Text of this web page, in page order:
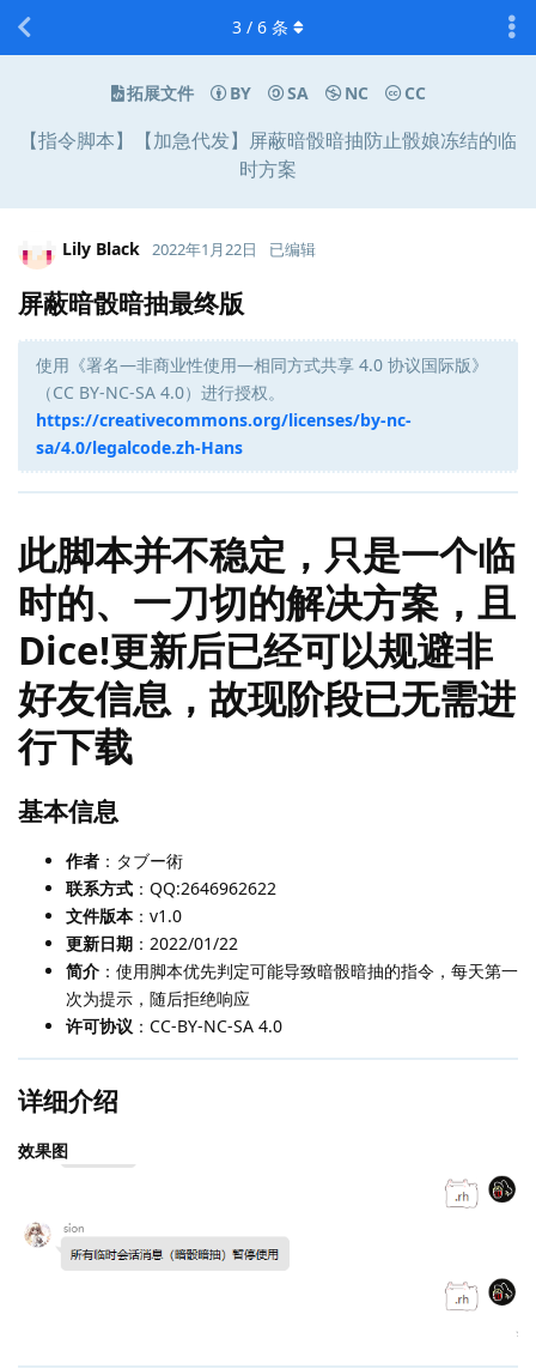
拓展文件 BY SA NC CC
【指令脚本】【加急代发】屏蔽暗骰暗抽防止骰娘冻结的临
时方案
3 / 6 条
Lily Black 2022年1月22日 已编辑
屏蔽暗骰暗抽最终版
使用《署名—非商业性使用—相同方式共享 4.0 协议国际版》
（CC BY-NC-SA 4.0）进行授权。
https://creativecommons.org/licenses/by-nc-
sa/4.0/legalcode.zh-Hans
此脚本并不稳定，只是一个临
时的、一刀切的解决方案，且
Dice!更新后已经可以规避非
好友信息，故现阶段已无需进
行下载
基本信息
作者 ：タブー術
联系方式 ：QQ:2646962622
文件版本：v1.0
更新日期 ：2022/01/22
简介 ：使用脚本优先判定可能导致暗骰暗抽的指令，每天第一
次为提示，随后拒绝响应
许可协议 ：CC-BY-NC-SA 4.0
详细介绍
效果图